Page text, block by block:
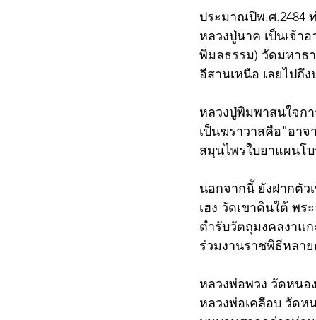
ประมาณปีพ.ศ.2484
หลวงปู่นาค เป็นเจ้า
พิมลธรรม) วัดมหาธ
อีสานเหนือ เลยไปถึ
หลวงปู่พิมพาสนใจก
เป็นฆราวาสคือ"อา
สมุนไพรใบยาแผนโ
นอกจากนี้ ยังฝากตัว
เฮง วัดเขาดินใต้ พ
ตำรับวัตถุมงคลงาแ
ร่วมงานราชพิธีหลา
หลวงพ่อพวง วัดหนอ
หลวงพ่อเคลือบ วัดห